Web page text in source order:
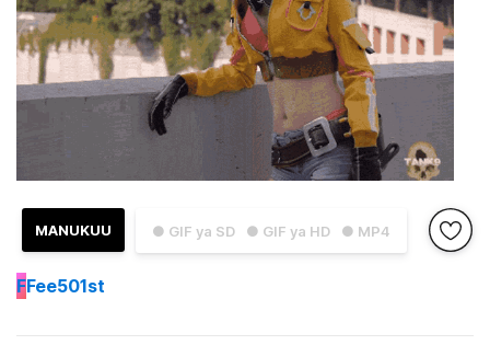
● GIF ya SD ● GIF ya HD ● MP4
MANUKUU
FFee501st